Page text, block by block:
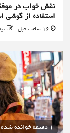
نقش خواب در
استفاده از گوشی
1 دقیقه خوانده شده